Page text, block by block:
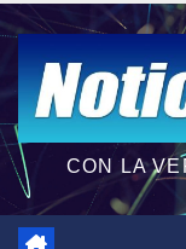
CON LA